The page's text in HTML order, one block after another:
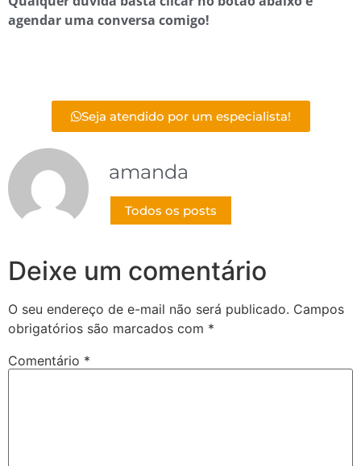
agendar uma conversa comigo!
Seja atendido por um especialista!
amanda
Todos os posts
Deixe um comentário
O seu endereço de e-mail não será publicado. Campos
obrigatórios são marcados com *
Comentário *